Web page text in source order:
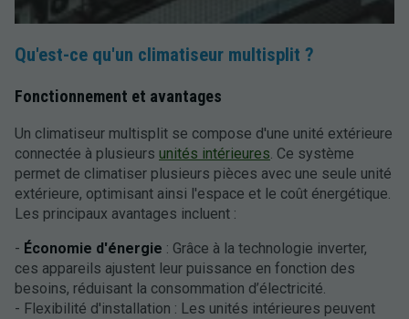
Qu'est-ce qu'un climatiseur multisplit ?
Fonctionnement et avantages
Un climatiseur multisplit se compose d'une unité extérieure
connectée à plusieurs unités intérieures. Ce système
permet de climatiser plusieurs pièces avec une seule unité
extérieure, optimisant ainsi l'espace et le coût énergétique.
Les principaux avantages incluent :
- Économie d'énergie : Grâce à la technologie inverter,
ces appareils ajustent leur puissance en fonction des
besoins, réduisant la consommation d’électricité.
- Flexibilité d'installation : Les unités intérieures peuvent